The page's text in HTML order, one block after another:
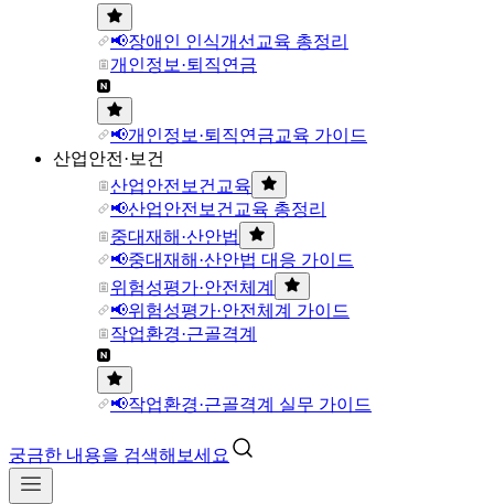
📢장애인 인식개선교육 총정리
개인정보·퇴직연금
📢개인정보·퇴직연금교육 가이드
산업안전·보건
산업안전보건교육
📢산업안전보건교육 총정리
중대재해·산안법
📢중대재해·산안법 대응 가이드
위험성평가·안전체계
📢위험성평가·안전체계 가이드
작업환경·근골격계
📢작업환경·근골격계 실무 가이드
궁금한 내용을 검색해보세요